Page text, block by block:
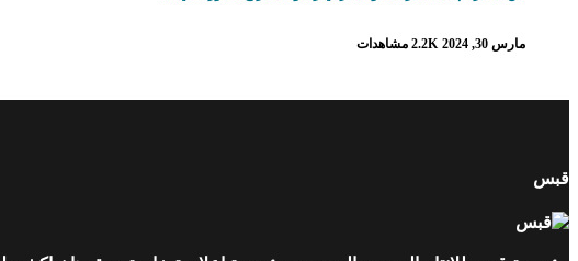
مارس 30, 2024 2.2K مشاهدات
قبس